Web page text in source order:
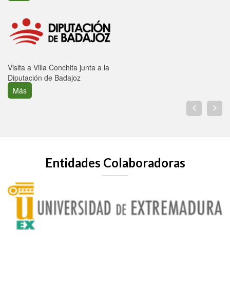
Visita a Villa Conchita junta a la
Diputación de Badajoz
Más
Entidades Colaboradoras